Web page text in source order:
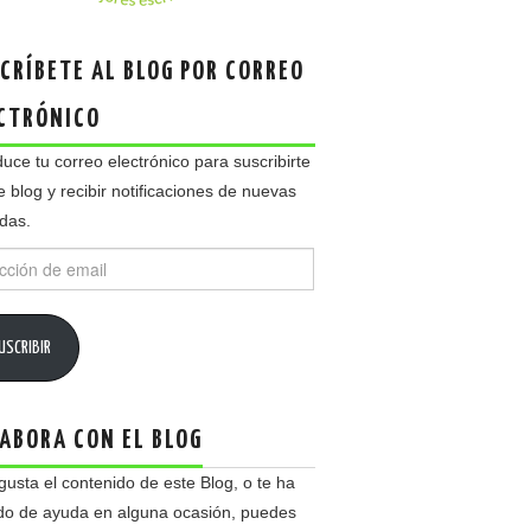
AL BLOG POR CORREO
tu correo electrónico para suscribirte
blog y recibir notificaciones de nuevas
CON EL BLOG
el contenido de este Blog, o te ha
de ayuda en alguna ocasión, puedes